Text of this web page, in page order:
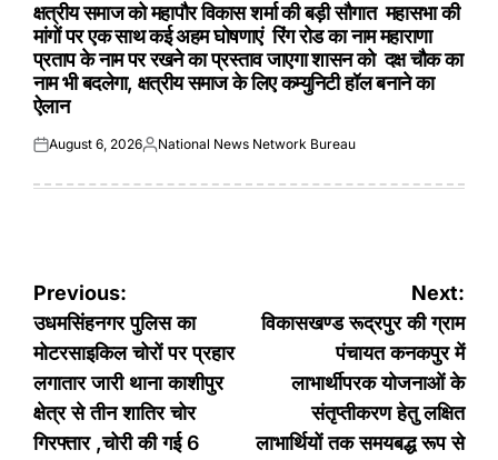
क्षत्रीय समाज को महापौर विकास शर्मा की बड़ी सौगात महासभा की
मांगों पर एक साथ कई अहम घोषणाएं रिंग रोड का नाम महाराणा
प्रताप के नाम पर रखने का प्रस्ताव जाएगा शासन को दक्ष चौक का
नाम भी बदलेगा, क्षत्रीय समाज के लिए कम्युनिटी हॉल बनाने का
ऐलान
Posted
August 6, 2026Posted
National News Network Bureau
Post
navigation
Previous:
उधमसिंहनगर पुलिस का
मोटरसाइकिल चोरों पर प्रहार
लगातार जारी थाना काशीपुर
क्षेत्र से तीन शातिर चोर
गिरफ्तार ,चोरी की गई 6
Next:
विकासखण्ड रूद्रपुर की ग्राम
पंचायत कनकपुर में
लाभार्थीपरक योजनाओं के
संतृप्तीकरण हेतु लक्षित
लाभार्थियों तक समयबद्ध रूप से